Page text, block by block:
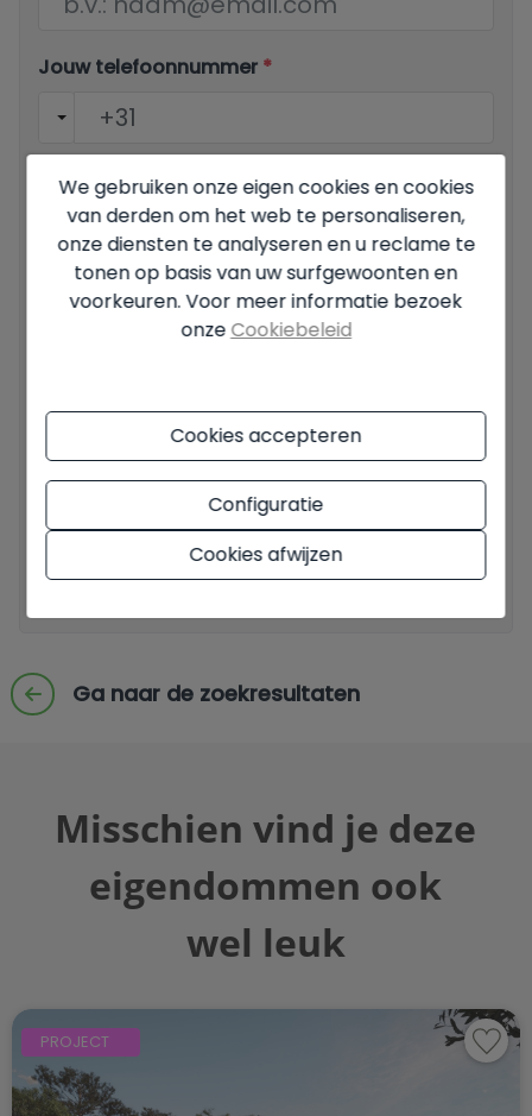
Jouw telefoonnummer *
Jouw bericht
wettelijke bepalingenen hetprivacybeleid
Ik accepteer commerciële zendingen
Stuur een aanvraag
Ga naar de zoekresultaten
Misschien vind je deze
eigendommen ook
wel leuk
PROJECT
We gebruiken onze eigen cookies en cookies
van derden om het web te personaliseren,
onze diensten te analyseren en u reclame te
tonen op basis van uw surfgewoonten en
voorkeuren. Voor meer informatie bezoek
onze Cookiebeleid
Cookies accepteren
Configuratie
Cookies afwijzen